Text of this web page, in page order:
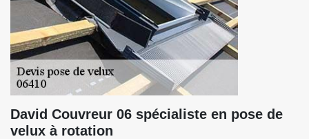
David Couvreur 06 spécialiste en pose de
velux à rotation